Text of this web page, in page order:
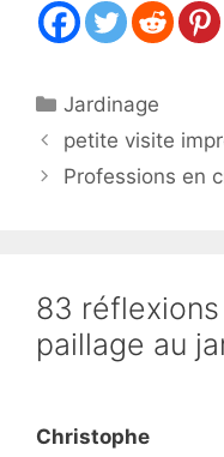
Catégories
Jardinage
petite visite
Professions en
83 réflexions
paillage au
Christophe